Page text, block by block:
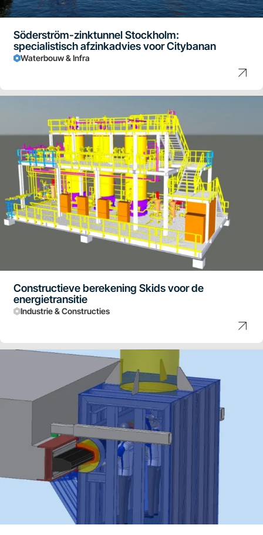
Söderström-zinktunnel Stockholm:
specialistisch afzinkadvies voor Citybanan
Waterbouw & Infra
Constructieve berekening Skids voor de
energietransitie
Industrie & Constructies